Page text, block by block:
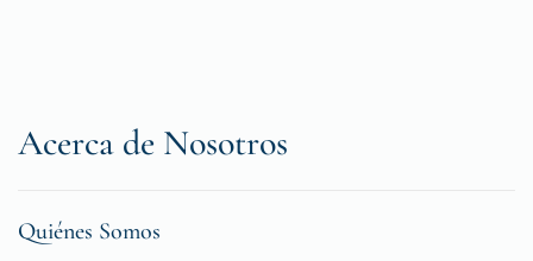
Acerca de Nosotros
Quiénes Somos